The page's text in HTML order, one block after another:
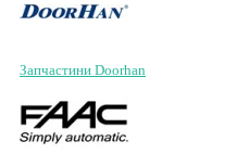
Запчастини Doorhan